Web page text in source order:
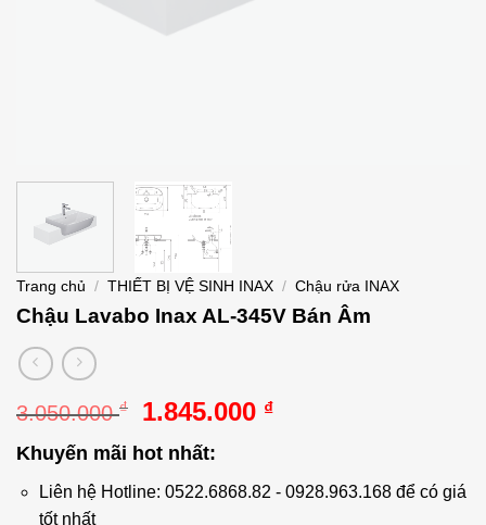
Trang chủ / THIẾT BỊ VỆ SINH INAX / Chậu rửa INAX
Chậu Lavabo Inax AL-345V Bán Âm
3.050.000₫
Giá
là:
3.050.000 ₫.
1.845.000 ₫Giá
là:
Khuyến mãi hot nhất:
Liên hệ Hotline: 0522.6868.82 - 0928.963.168 để có giá
tốt nhất